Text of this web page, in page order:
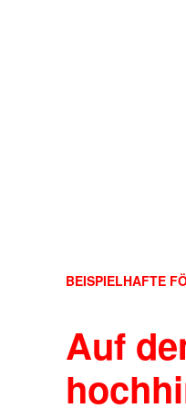
BEISPIELHAFTE
Auf